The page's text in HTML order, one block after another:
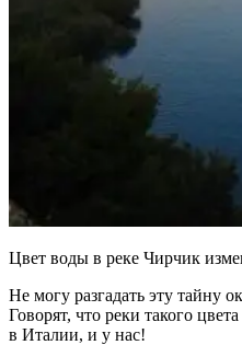
Цвет воды в реке Чирчик
Не могу разгадать эту тайну
Говорят, что реки такого
в Италии, и у нас!